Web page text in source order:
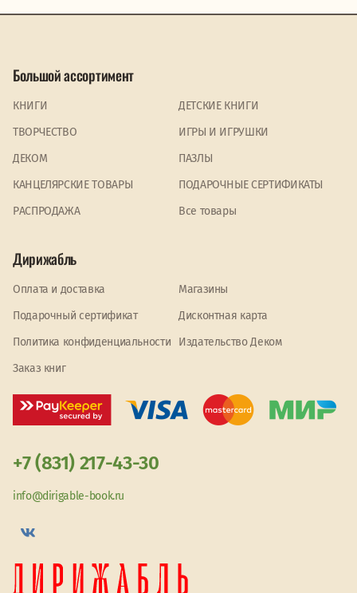
Большой ассортимент
КНИГИ
ДЕТСКИЕ КНИГИ
ТВОРЧЕСТВО
ИГРЫ И ИГРУШКИ
ДЕКОМ
ПАЗЛЫ
КАНЦЕЛЯРСКИЕ ТОВАРЫ
ПОДАРОЧНЫЕ СЕРТИФИКАТЫ
PАСПРОДАЖА
Все товары
Дирижабль
Оплата и доставка
Магазины
Подарочный сертификат
Дисконтная карта
Политика конфиденциальности
Издательство Деком
Заказ книг
+7 (831) 217-43-30
info@dirigable-book.ru